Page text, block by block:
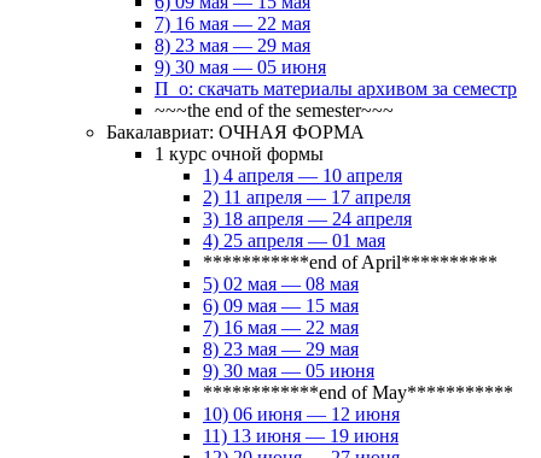
7) 16 мая — 22 мая
8) 23 мая — 29 мая
9) 30 мая — 05 июня
П_о: скачать материалы архивом за семестр
~~~the end of the semester~~~
Бакалавриат: ОЧНАЯ ФОРМА
1 курс очной формы
1) 4 апреля — 10 апреля
2) 11 апреля — 17 апреля
3) 18 апреля — 24 апреля
4) 25 апреля — 01 мая
***********end of April**********
5) 02 мая — 08 мая
6) 09 мая — 15 мая
7) 16 мая — 22 мая
8) 23 мая — 29 мая
9) 30 мая — 05 июня
************end of May***********
10) 06 июня — 12 июня
11) 13 июня — 19 июня